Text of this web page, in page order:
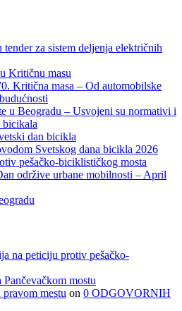
tender za sistem deljenja električnih
Kritičnu masu
Kritična masa – Od automobilske
u Beogradu – Usvojeni su normativi i
bicikala
dan bicikla
Svetskog dana bicikla 2026
pešačko-biciklističkog mosta
održive urbane mobilnosti – April
na peticiju protiv pešačko-
Pančevačkom mostu
mestu on 0 ODGOVORNIH